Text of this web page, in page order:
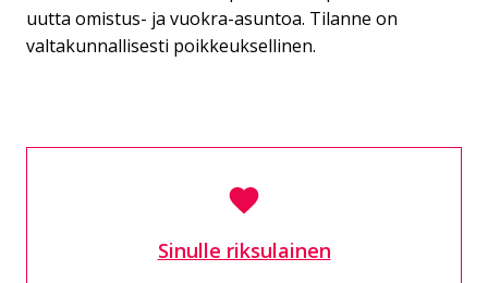
uutta omistus- ja vuokra-asuntoa. Tilanne on
valtakunnallisesti poikkeuksellinen.
Sinulle riksulainen